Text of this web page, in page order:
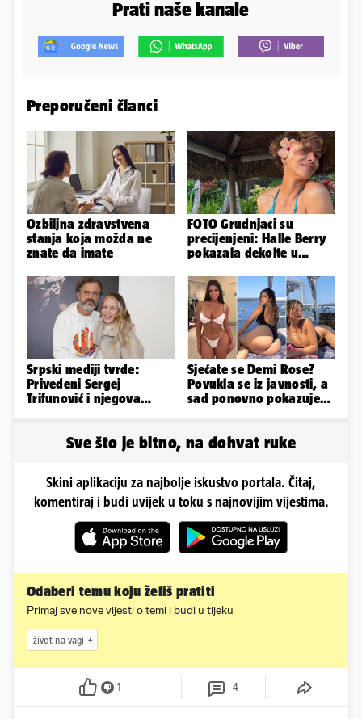
Prati naše kanale
Preporučeni članci
Ozbiljna zdravstvena
stanja koja možda ne
znate da imate
FOTO Grudnjaci su
precijenjeni: Halle Berry
pokazala dekolte u
haljinici
Srpski mediji tvrde:
Privedeni Sergej
Trifunović i njegova
Sjećate se Demi Rose?
Povukla se iz javnosti, a
sad ponovno pokazuje
Sve što je bitno, na dohvat ruke
Skini aplikaciju za najbolje iskustvo portala. Čitaj,
komentiraj i budi uvijek u toku s najnovijim vijestima.
Odaberi temu koju želiš pratiti
Primaj sve nove vijesti o temi i budi u tijeku
život na vagi
1 4